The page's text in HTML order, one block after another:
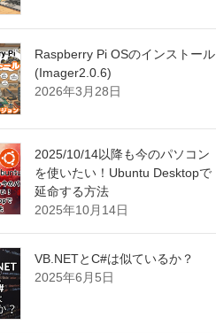
Raspberry Pi OSのインストール
(Imager2.0.6)
2026年3月28日
2025/10/14以降も今のパソコン
を使いたい！Ubuntu Desktopで
延命する方法
2025年10月14日
VB.NETとC#は似ているか？
2025年6月5日